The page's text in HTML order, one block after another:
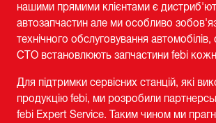
нашими прямими клієнтами є
автозапчастин але ми особливо
технічного обслуговування автомобілів,
СТО встановлюють запчастини febi
Для підтримки сервісних станцій, які
продукцію febi, ми розробили
febi Expert Service. Таким чином ми